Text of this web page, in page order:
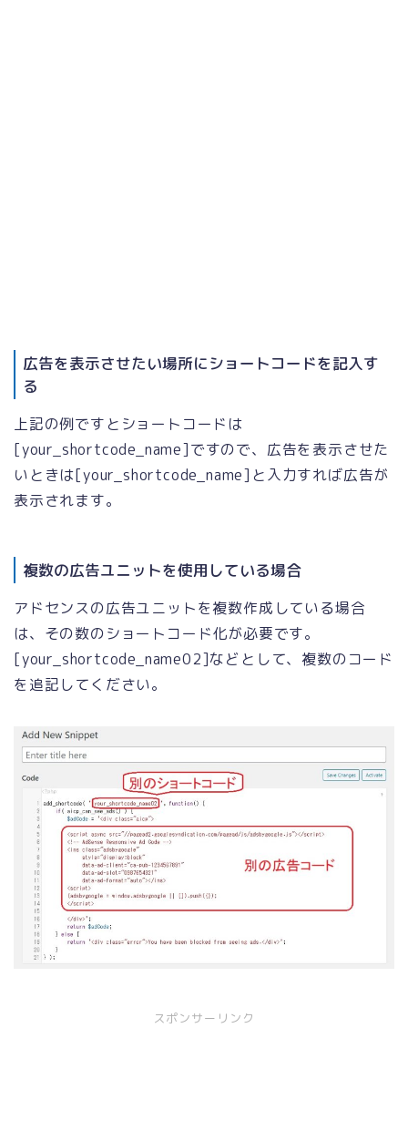
広告を表示させたい場所にショートコードを記入す
る
上記の例ですとショートコードは
[your_shortcode_name]ですので、広告を表示させた
いときは[your_shortcode_name]と入力すれば広告が
表示されます。
複数の広告ユニットを使用している場合
アドセンスの広告ユニットを複数作成している場合
は、その数のショートコード化が必要です。
[your_shortcode_name02]などとして、複数のコード
を追記してください。
スポンサーリンク